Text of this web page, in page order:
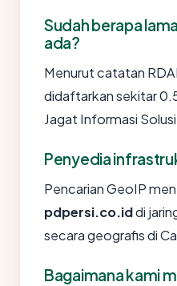
Sudah berapa
ada?
Menurut catatan
didaftarkan sekitar
Jagat Informasi
Penyedia
Pencarian GeoIP
pdpersi.co.iddi
secara geografis di
Bagaimana kami